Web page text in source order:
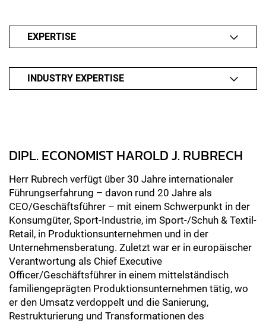
EXPERTISE
INDUSTRY EXPERTISE
DIPL. ECONOMIST HAROLD J. RUBRECH
Herr Rubrech verfügt über 30 Jahre internationaler
Führungserfahrung – davon rund 20 Jahre als
CEO/Geschäftsführer – mit einem Schwerpunkt in der
Konsumgüter, Sport-Industrie, im Sport-/Schuh & Textil-
Retail, in Produktionsunternehmen und in der
Unternehmensberatung. Zuletzt war er in europäischer
Verantwortung als Chief Executive
Officer/Geschäftsführer in einem mittelständisch
familiengeprägten Produktionsunternehmen tätig, wo
er den Umsatz verdoppelt und die Sanierung,
Restrukturierung und Transformationen des